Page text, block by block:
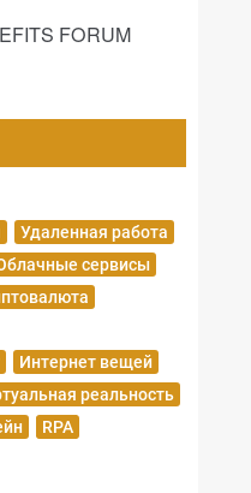
FORUM
Удаленная работа
сервисы
Интернет вещей
реальность
RPA